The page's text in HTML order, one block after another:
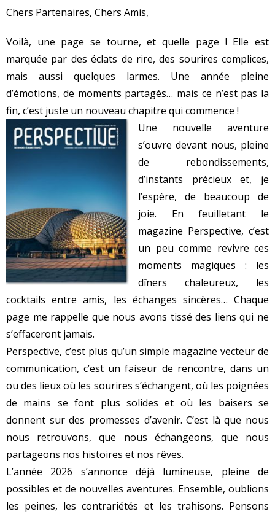
Chers Partenaires, Chers Amis,
Voilà, une page se tourne, et quelle page ! Elle est
marquée par des éclats de rire, des sourires complices,
mais aussi quelques larmes. Une année pleine
d’émotions, de moments partagés… mais ce n’est pas la
fin, c’est juste un nouveau chapitre qui commence !
Une nouvelle aventure
s’ouvre devant nous, pleine
de rebondissements,
d’instants précieux et, je
l’espère, de beaucoup de
joie. En feuilletant le
magazine Perspective, c’est
un peu comme revivre ces
moments magiques : les
dîners chaleureux, les
cocktails entre amis, les échanges sincères… Chaque
page me rappelle que nous avons tissé des liens qui ne
s’effaceront jamais.
Perspective, c’est plus qu’un simple magazine vecteur de
communication, c’est un faiseur de rencontre, dans un
ou des lieux où les sourires s’échangent, où les poignées
de mains se font plus solides et où les baisers se
donnent sur des promesses d’avenir. C’est là que nous
nous retrouvons, que nous échangeons, que nous
partageons nos histoires et nos rêves.
L’année 2026 s’annonce déjà lumineuse, pleine de
possibles et de nouvelles aventures. Ensemble, oublions
les peines, les contrariétés et les trahisons. Pensons